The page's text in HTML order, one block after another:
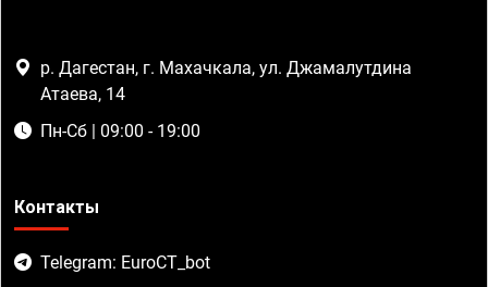
р. Дагестан, г. Махачкала, ул. Джамалутдина
Атаева, 14
Пн-Сб | 09:00 - 19:00
Контакты
Telegram: EuroCT_bot